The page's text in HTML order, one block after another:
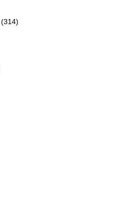
(314)